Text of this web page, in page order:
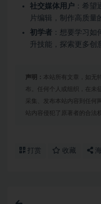
社交媒体用户 ：希
片编辑，制作高质量
初学者 ：想要学习
升技能，探索更多创
声明： 本站所有文章，如无
布。任何个人或组织，在未
采集、发布本站内容到任何
站内容侵犯了原著者的合法
打赏 收藏